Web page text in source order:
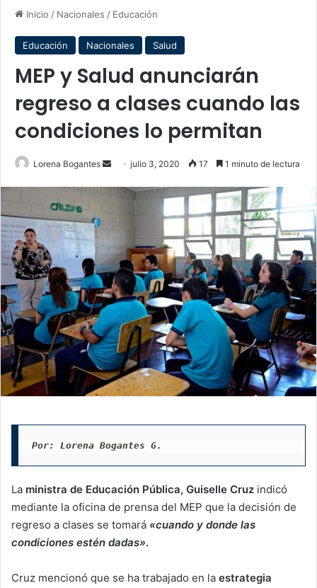
Inicio / Nacionales / Educación
Educación Nacionales Salud
MEP y Salud anunciarán
regreso a clases cuando las
condiciones lo permitan
Lorena Bogantes
Send
email
julio 3, 2020 17 1 minuto de lectura
Por: Lorena Bogantes G.
La ministra de Educación Pública, Guiselle Cruz indicó
mediante la oficina de prensa del MEP que la decisión de
regreso a clases se tomará «cuando y donde las
condiciones estén dadas».
Cruz mencionó que se ha trabajado en la estrategia